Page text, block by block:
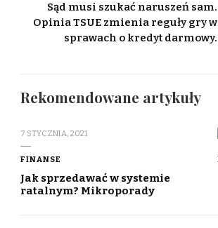
Sąd musi szukać naruszeń sam.
Opinia TSUE zmienia reguły gry w
sprawach o kredyt darmowy.
Rekomendowane artykuły
7 STYCZNIA, 2021
FINANSE
Jak sprzedawać w systemie
ratalnym? Mikroporady